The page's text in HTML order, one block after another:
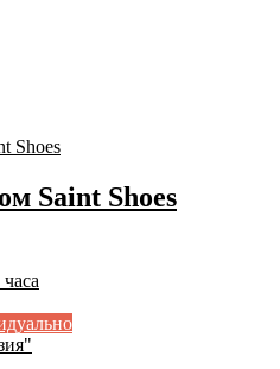
Saint Shoes
часа